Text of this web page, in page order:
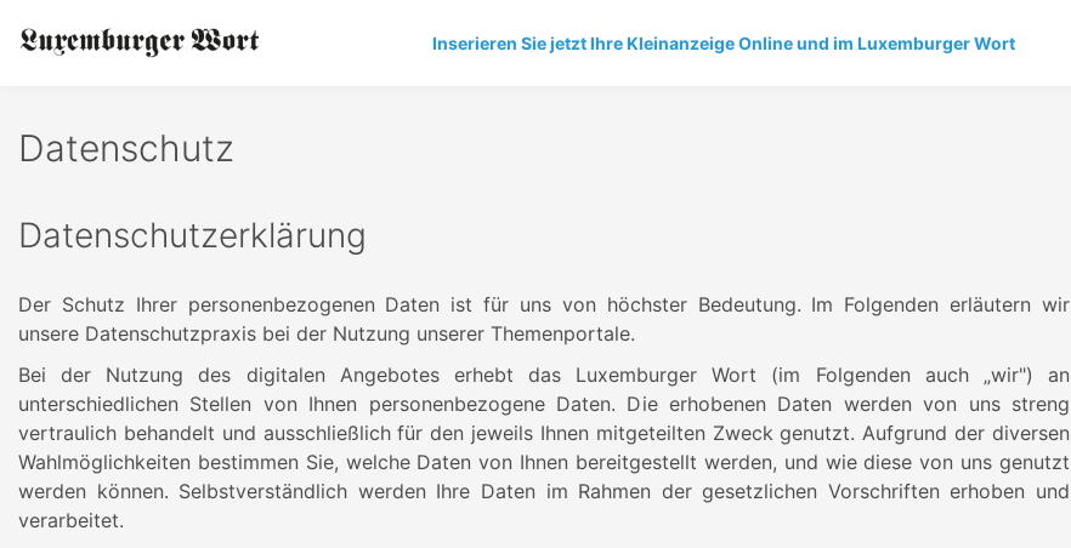
Inserieren Sie jetzt Ihre Kleinanzeige Online und im Luxemburger Wort
Datenschutz
Datenschutzerklärung
Der Schutz Ihrer personenbezogenen Daten ist für uns von höchster Bedeutung. Im Folgenden erläutern wir
unsere Datenschutzpraxis bei der Nutzung unserer Themenportale.
Bei der Nutzung des digitalen Angebotes erhebt das Luxemburger Wort (im Folgenden auch „wir") an
unterschiedlichen Stellen von Ihnen personenbezogene Daten. Die erhobenen Daten werden von uns streng
vertraulich behandelt und ausschließlich für den jeweils Ihnen mitgeteilten Zweck genutzt. Aufgrund der diversen
Wahlmöglichkeiten bestimmen Sie, welche Daten von Ihnen bereitgestellt werden, und wie diese von uns genutzt
werden können. Selbstverständlich werden Ihre Daten im Rahmen der gesetzlichen Vorschriften erhoben und
verarbeitet.